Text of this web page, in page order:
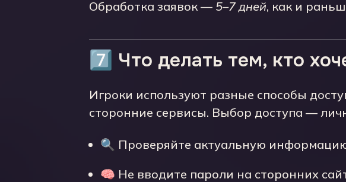
Обработка заявок — 5–7 дней, как и
7️⃣ Что делать тем, кто
Игроки используют разные способы
сторонние сервисы. Выбор доступа —
🔍 Проверяйте актуальную
🧠 Не вводите пароли на сторонних